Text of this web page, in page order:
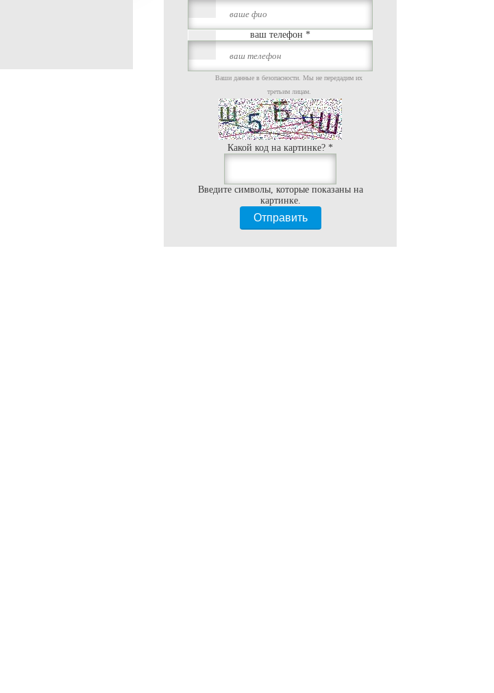
ваш телефон *
Ваши данные в безопасности. Мы не передадим их
третьим лицам.
Какой код на картинке? *
Введите символы, которые показаны на
картинке.